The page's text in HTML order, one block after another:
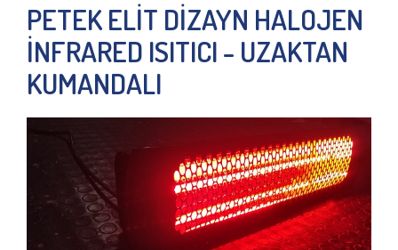
PETEK ELİT DİZAYN HALOJEN
İNFRARED ISITICI - UZAKTAN
KUMANDALI